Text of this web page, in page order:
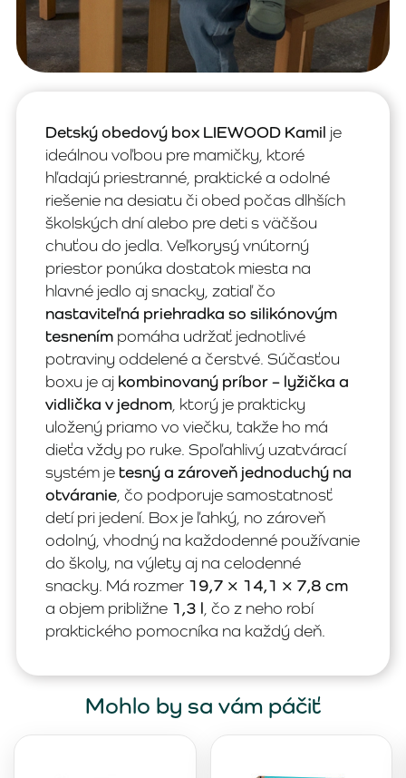
Detský obedový box LIEWOOD Kamil je
ideálnou voľbou pre mamičky, ktoré
hľadajú priestranné, praktické a odolné
riešenie na desiatu či obed počas dlhších
školských dní alebo pre deti s väčšou
chuťou do jedla. Veľkorysý vnútorný
priestor ponúka dostatok miesta na
hlavné jedlo aj snacky, zatiaľ čo
nastaviteľná priehradka so silikónovým
tesnením pomáha udržať jednotlivé
potraviny oddelené a čerstvé. Súčasťou
boxu je aj kombinovaný príbor – lyžička a
vidlička v jednom , ktorý je prakticky
uložený priamo vo viečku, takže ho má
dieťa vždy po ruke. Spoľahlivý uzatvárací
systém jetesný a zároveň jednoduchý na
otváranie , čo podporuje samostatnosť
detí pri jedení. Box je ľahký, no zároveň
odolný, vhodný na každodenné používanie
do školy, na výlety aj na celodenné
snacky. Má rozmer 19,7 × 14,1 × 7,8 cm
a objem približne 1,3 l , čo z neho robí
praktického pomocníka na každý deň.
Mohlo by sa vám páčiť